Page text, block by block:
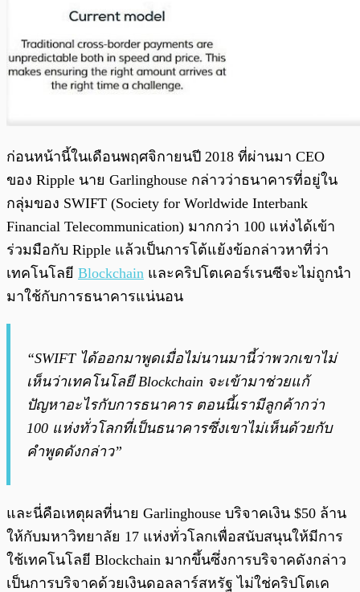
ก่อนหน้านี้ในเดือนพฤศจิกายนปี 2018 ที่ผ่านมา CEO
ของ Ripple นาย Garlinghouse กล่าวว่าธนาคารที่อยู่ใน
กลุ่มของ SWIFT (Society for Worldwide Interbank
Financial Telecommunication) มากกว่า 100 แห่งได้เข้า
ร่วมมือกับ Ripple แล้วเป็นการโต้แย้งข้อกล่าวหาที่ว่า
เทคโนโลยี Blockchain และคริปโตเคอร์เรนซีจะไม่ถูกนำ
มาใช้กับการธนาคารแน่นอน
“SWIFT ได้ออกมาพูดเมื่อไม่นานมานี้ว่าพวกเขาไม่
เห็นว่าเทคโนโลยี Blockchain จะเข้ามาช่วยแก้
ปัญหาอะไรกับการธนาคาร ตอนนี้เรามีลูกค้ากว่า
100 แห่งทั่วโลกที่เป็นธนาคารซึ่งเขาไม่เห็นด้วยกับ
คำพูดดังกล่าว”
และนี่คือเหตุผลที่นาย Garlinghouse บริจาคเงิน $50 ล้าน
ให้กับมหาวิทยาลัย 17 แห่งทั่วโลกเพื่อสนับสนุนให้มีการ
ใช้เทคโนโลยี Blockchain มากขึ้นซึ่งการบริจาคดังกล่าว
เป็นการบริจาคด้วยเงินดอลลาร์สหรัฐ ไม่ใช่คริปโตเค